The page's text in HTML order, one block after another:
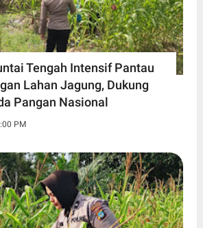
Tengah Intensif Pantau
Lahan Jagung, Dukung
Pangan Nasional
PM